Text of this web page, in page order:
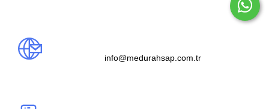
info@medurahsap.com.tr